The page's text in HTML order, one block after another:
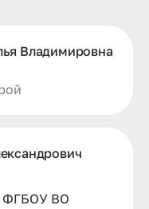
ФГБОУ ВО
Владимировна